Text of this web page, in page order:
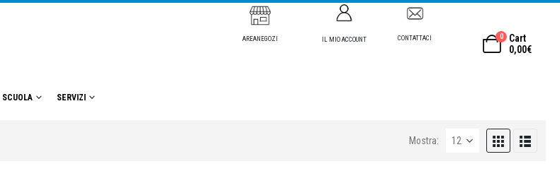
AREANEGOZI IL MIO ACCOUNT CONTATTACI 0
Cart
0,00€
SCUOLA SERVIZI
Mostra: